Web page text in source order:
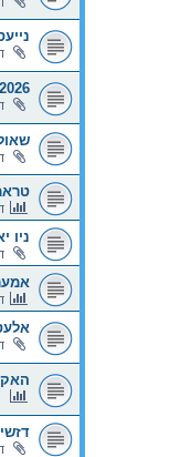
2026 מידטורם וואלן — נייעס און נאטיצן
ניו יארק 7